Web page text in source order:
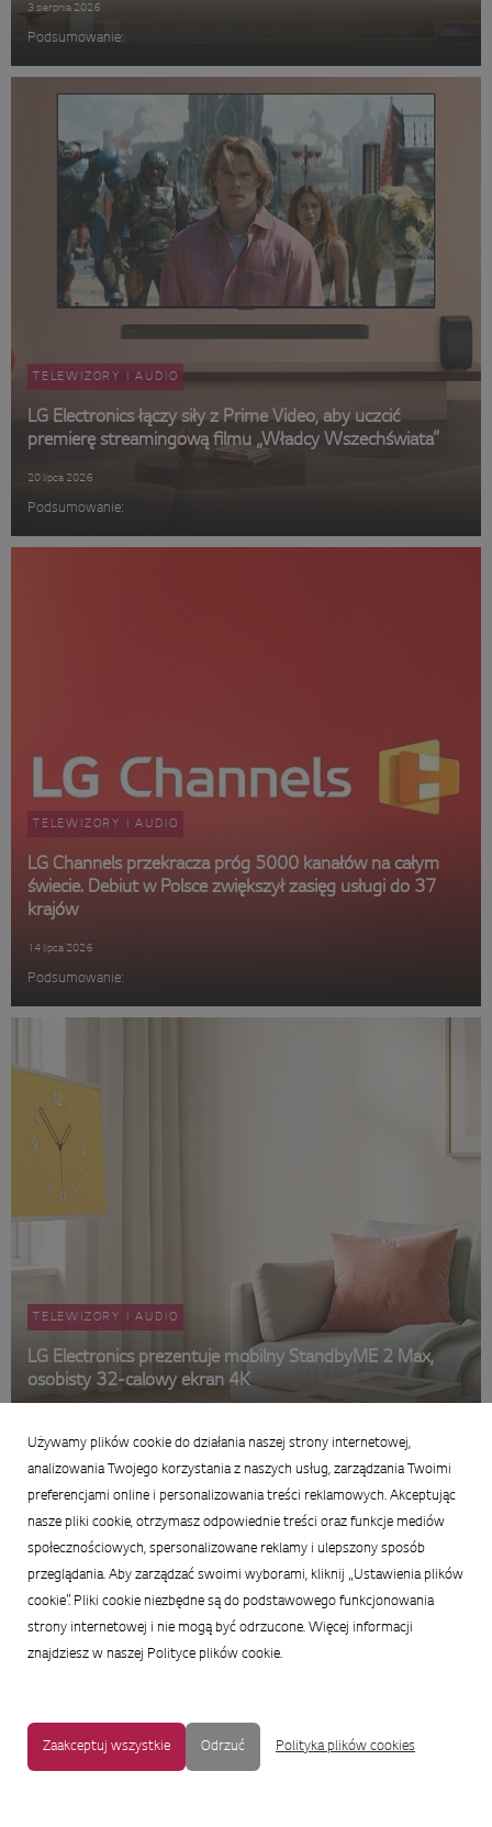
3 sierpnia 2026
Podsumowanie:
TELEWIZORY I AUDIO
LG Electronics łączy siły z Prime Video, aby uczcić
premierę streamingową filmu „Władcy Wszechświata”
20 lipca 2026
Podsumowanie:
TELEWIZORY I AUDIO
LG Channels przekracza próg 5000 kanałów na całym
świecie. Debiut w Polsce zwiększył zasięg usługi do 37
krajów
14 lipca 2026
Podsumowanie:
TELEWIZORY I AUDIO
LG Electronics prezentuje mobilny StandbyME 2 Max,
osobisty 32-calowy ekran 4K
Podsumowanie
Używamy plików cookie do działania naszej strony internetowej,
analizowania Twojego korzystania z naszych usług, zarządzania Twoimi
preferencjami online i personalizowania treści reklamowych. Akceptując
nasze pliki cookie, otrzymasz odpowiednie treści oraz funkcje mediów
społecznościowych, spersonalizowane reklamy i ulepszony sposób
przeglądania. Aby zarządzać swoimi wyborami, kliknij „Ustawienia plików
cookie”. Pliki cookie niezbędne są do podstawowego funkcjonowania
strony internetowej i nie mogą być odrzucone. Więcej informacji
znajdziesz w naszej Polityce plików cookie.
Zaakceptuj wszystkie Odrzuć Polityka plików cookies